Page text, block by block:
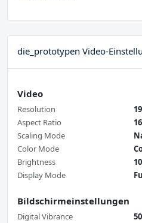
die_prototypen Video-
Video
Resolution
Aspect Ratio
Scaling Mode
Color Mode
Brightness
Display Mode
Bildschirmeinstellungen
Digital Vibrance